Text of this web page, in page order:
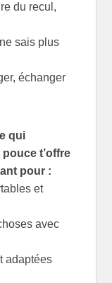
du recul,
sais plus
échanger
qui
t’offre
pour :
et
avec
adaptées